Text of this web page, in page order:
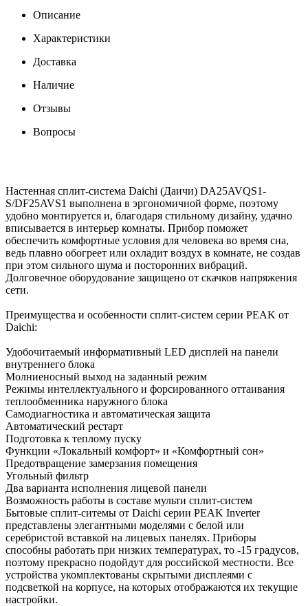
Описание
Характеристики
Доставка
Наличие
Отзывы
Вопросы
Настенная сплит-система Daichi (Даичи) DA25AVQS1-
S/DF25AVS1 выполнена в эргономичной форме, поэтому
удобно монтируется и, благодаря стильному дизайну, удачно
вписывается в интерьер комнаты. Прибор поможет
обеспечить комфортные условия для человека во время сна,
ведь плавно обогреет или охладит воздух в комнате, не создав
при этом сильного шума и посторонних вибраций.
Долговечное оборудование защищено от скачков напряжения
сети.
Преимущества и особенности сплит-систем серии PEAK от
Daichi:
Удобочитаемый информативный LED дисплей на панели
внутреннего блока
Молниеносный выход на заданный режим
Режимы интеллектуального и форсированного оттаивания
теплообменника наружного блока
Самодиагностика и автоматическая защита
Автоматический рестарт
Подготовка к теплому пуску
Функции «Локальный комфорт» и «Комфортный сон»
Предотвращение замерзания помещения
Угольный фильтр
Два варианта исполнения лицевой панели
Возможность работы в составе мульти сплит-систем
Бытовые сплит-ситемы от Daichi серии PEAK Inverter
представлены элегантными моделями с белой или
серебристой вставкой на лицевых панелях. Приборы
способны работать при низких температурах, то -15 градусов,
поэтому прекрасно подойдут для российской местности. Все
устройства укомплектованы скрытыми дисплеями с
подсветкой на корпусе, на которых отображаются их текущие
настройки.